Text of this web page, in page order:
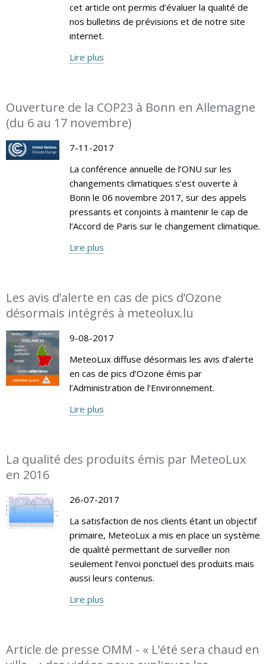
cet article ont permis d’évaluer la qualité de
nos bulletins de prévisions et de notre site
internet.
Lire plus
Ouverture de la COP23 à Bonn en Allemagne
(du 6 au 17 novembre)
7-11-2017
La conférence annuelle de l’ONU sur les
changements climatiques s’est ouverte à
Bonn le 06 novembre 2017, sur des appels
pressants et conjoints à maintenir le cap de
l’Accord de Paris sur le changement climatique.
Lire plus
Les avis d’alerte en cas de pics d’Ozone
désormais intégrés à meteolux.lu
9-08-2017
MeteoLux diffuse désormais les avis d’alerte
en cas de pics d’Ozone émis par
l’Administration de l’Environnement.
Lire plus
La qualité des produits émis par MeteoLux
en 2016
26-07-2017
La satisfaction de nos clients étant un objectif
primaire, MeteoLux a mis en place un système
de qualité permettant de surveiller non
seulement l’envoi ponctuel des produits mais
aussi leurs contenus.
Lire plus
Article de presse OMM - « L’été sera chaud en